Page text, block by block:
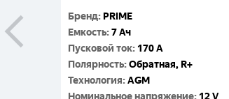
Бренд: PRIME
Емкость:7 Ач
Пусковой ток: 170 A
Полярность:Обратная, R+
Технология:AGM
Номинальное напряжение: 12 V